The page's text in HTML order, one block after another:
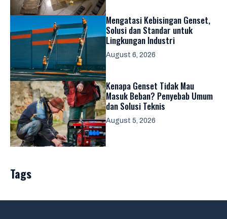
Mengatasi Kebisingan Genset,
Solusi dan Standar untuk
Lingkungan Industri
August 6, 2026
Kenapa Genset Tidak Mau
Masuk Beban? Penyebab Umum
dan Solusi Teknis
August 5, 2026
Tags